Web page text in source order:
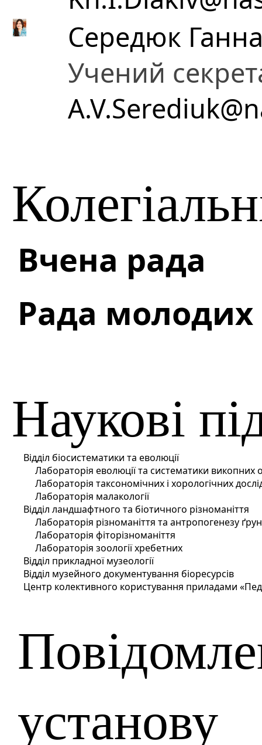
Середюк Ганна
Учений
Вчена рада
Рада
Наукові
Відділ біосистематики та еволюції
Лабораторія еволюції та систематики викопних
Лабораторія таксономічних і хорологічних
Лабораторія малакології
Відділ ландшафтного та біотичного різноманіття
Лабораторія різноманіття та антропогенезу
Лабораторія фіторізноманіття
Лабораторія зоології хребетних
Відділ прикладної музеології
Відділ музейного документування біоресурсів
Центр колективного користування приладами
установу